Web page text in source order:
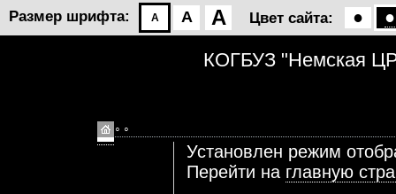
Размер шрифта: A A A Цвет сайта: ● ●
◦ ◦
КОГБУЗ "Немская
Установлен режим
Перейти на главную